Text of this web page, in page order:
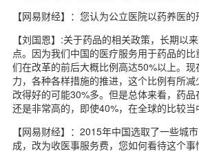
【网易财经】：您认为公立医院以药养医的
【刘国恩】:关于药品的相关政策，长期以
点。因为我们中国的医疗服务用于药品的
们在改革的前后大概比例高达50%以上。
力，各种各样措施的推进，这个比例有所
改得好的可能30%多。但是总体来看，药
还是非常高的，即使40%，在全球的比较当
【网易财经】：2015年中国选取了一些城
成，改为收医事服务费，您如何看待这个事